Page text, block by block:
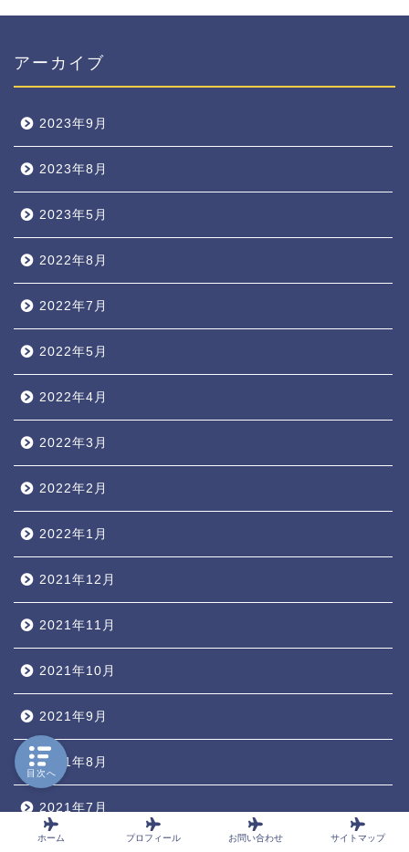
アーカイブ
2023年9月
2023年8月
2023年5月
2022年8月
2022年7月
2022年5月
2022年4月
2022年3月
2022年2月
2022年1月
2021年12月
2021年11月
2021年10月
2021年9月
2021年8月
2021年7月
ホーム プロフィール お問い合わせ サイトマップ
目次へ